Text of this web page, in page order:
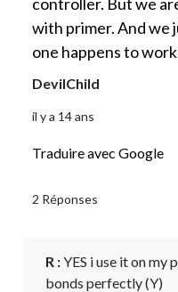
with primer. And we
one happens to
DevilChild
il y a 14 ans
Traduire avec Google
2 Réponses
R : YES i use it on my
bonds perfectly (Y)